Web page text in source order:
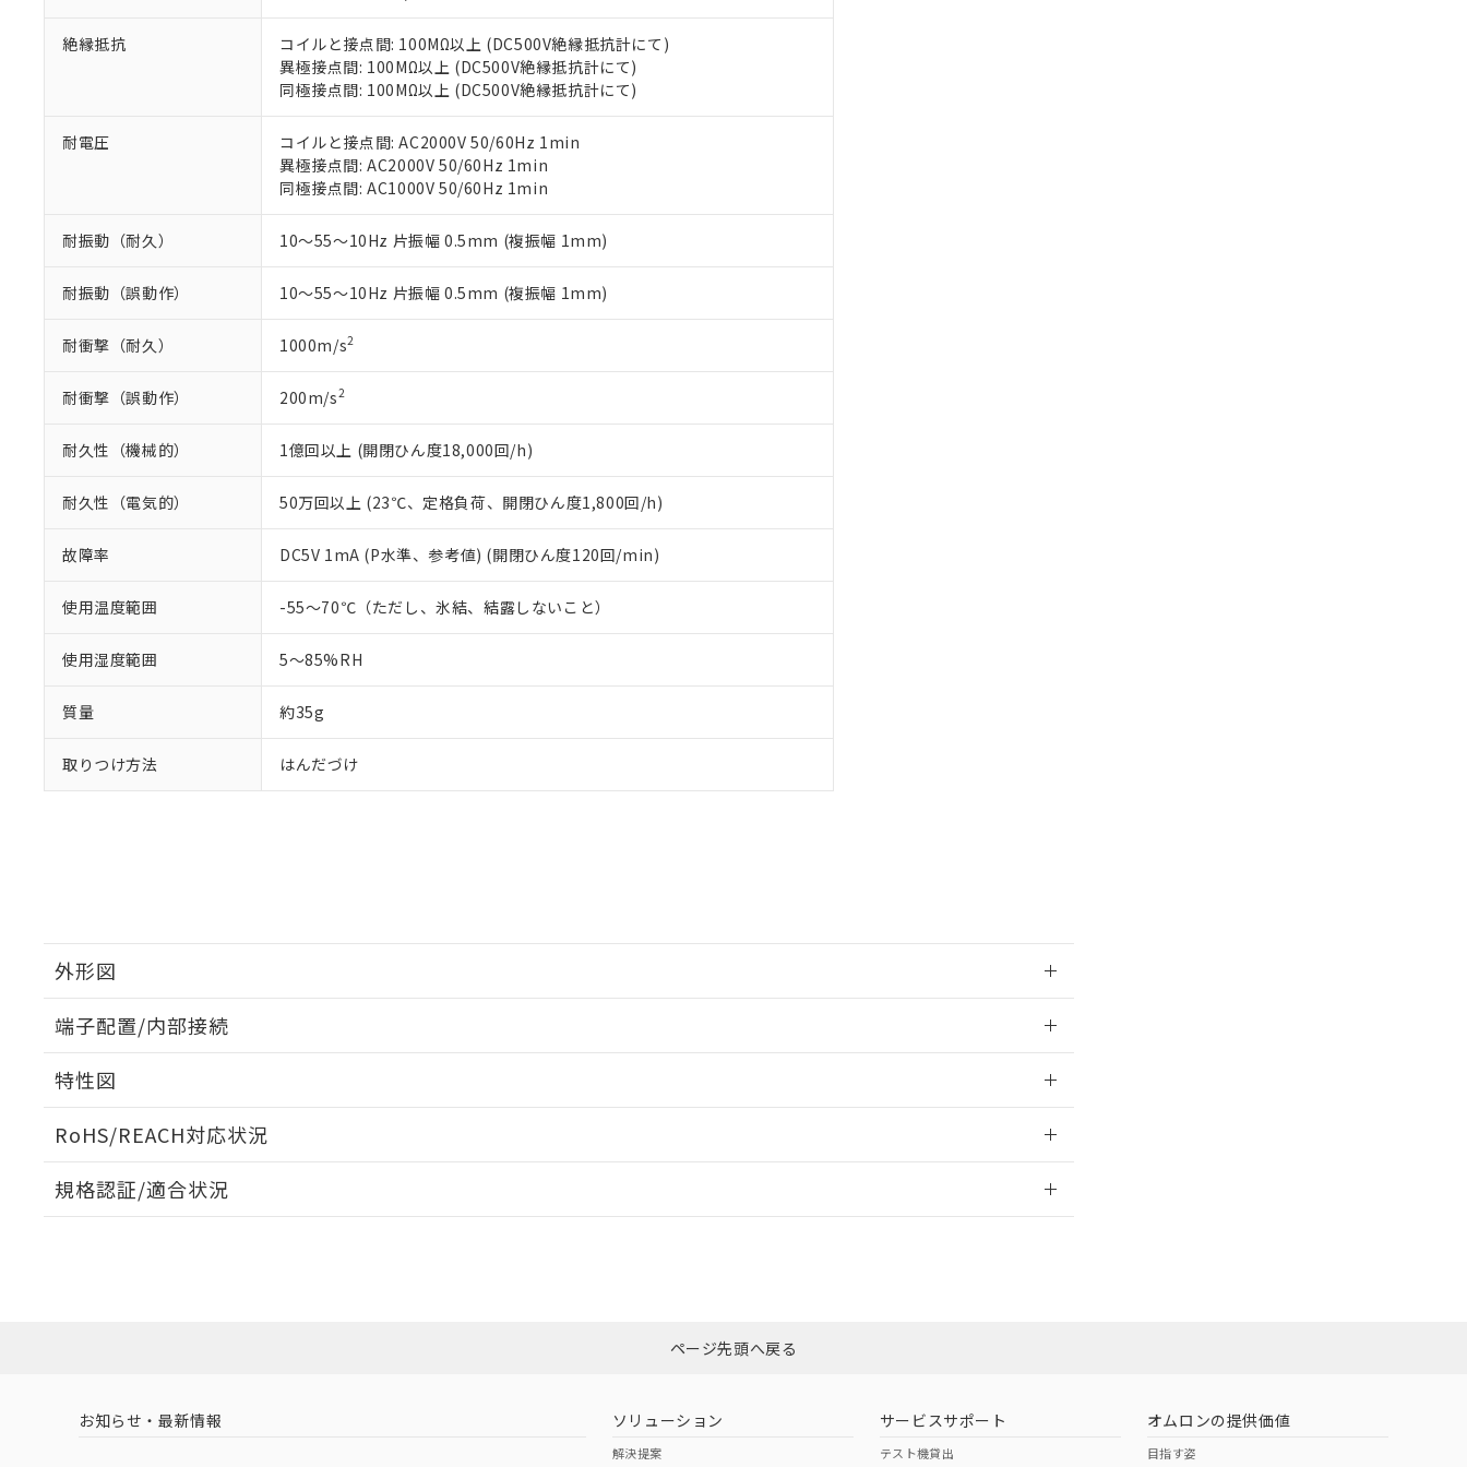
絶縁抵抗
コイルと接点間: 100MΩ以上 (DC500V絶縁抵抗計にて)
異極接点間: 100MΩ以上 (DC500V絶縁抵抗計にて)
同極接点間: 100MΩ以上 (DC500V絶縁抵抗計にて)
耐電圧
コイルと接点間: AC2000V 50/60Hz 1min
異極接点間: AC2000V 50/60Hz 1min
同極接点間: AC1000V 50/60Hz 1min
耐振動（耐久） 10～55～10Hz 片振幅 0.5mm (複振幅 1mm)
耐振動（誤動作） 10～55～10Hz 片振幅 0.5mm (複振幅 1mm)
耐衝撃（耐久） 1000m/s2
耐衝撃（誤動作） 200m/s2
耐久性（機械的） 1億回以上 (開閉ひん度18,000回/h)
耐久性（電気的） 50万回以上 (23℃、定格負荷、開閉ひん度1,800回/h)
故障率 DC5V 1mA (P水準、参考値) (開閉ひん度120回/min)
使用温度範囲 -55～70℃（ただし、氷結、結露しないこと）
使用湿度範囲 5～85%RH
質量 約35g
取りつけ方法 はんだづけ
外形図
端子配置/内部接続
特性図
RoHS/REACH対応状況
EU RoHS 注意事項・凡例
ダウンロードはこちら
中国 RoHS 注意事項・凡例
規格認証/適合状況
（イギリス
（ノルウェー
（日本
（アメリカ
※当社の共同利用者とは、"個人情報の共同利用に関して"
の「1.共同利用者の範囲」に記載されて
いる法人を指します。
EU RoHS指令（10物質）の非含有証明書
51物質の非含有証明書（当社基準）
※本証明書は発行日時点で非含有を証明するもので、過去に遡って非含有を証明するものではありません。
また、RoHS指令のフタル酸エステル類４物質の対応では、対応完了までの期間は出荷製品に未対応品が
混在することから備考欄に対応日を記載しておりました。
既に当社にて対応品への在庫切替を完了していることから、特段のことがない限り、2022年1月12日よ
り割愛しております。
ページ先頭へ戻る
お知らせ・最新情報 ソリューション
解決提案
サービスサポート
テスト機貸出
オムロンの提供価値
目指す姿